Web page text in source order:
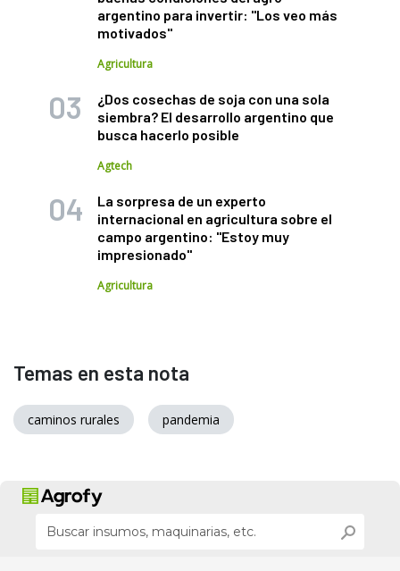
argentino para invertir: "Los veo más
motivados"
Agricultura
¿Dos cosechas de soja con una sola
siembra? El desarrollo argentino que
busca hacerlo posible
Agtech
La sorpresa de un experto
internacional en agricultura sobre el
campo argentino: "Estoy muy
impresionado"
Agricultura
Temas en esta nota
caminos rurales pandemia